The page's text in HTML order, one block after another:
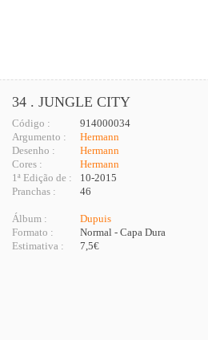
34 . JUNGLE CITY
Código :
914000034
Argumento :
Hermann
Desenho :
Hermann
Cores :
Hermann
1ª Edição de :
10-2015
Pranchas :
46
Álbum :
Dupuis
Formato :
Normal - Capa Dura
Estimativa :
7,5€